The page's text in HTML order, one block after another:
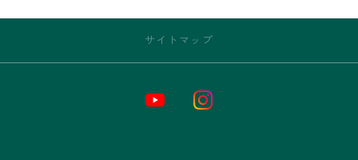
サイトマップ